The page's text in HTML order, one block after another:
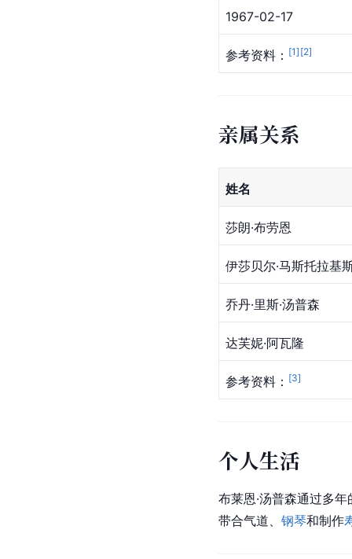
1967-02-17
参考资料： [1] [2]
亲属关系
姓名
莎朗·布劳恩
伊莎贝尔·马斯托拉基
乔丹·里斯·汤普森
达芙妮·阿瓦隆
参考资料： [3]
个人生活
布莱恩·汤普森通过多
带合气道、 钢琴和制作